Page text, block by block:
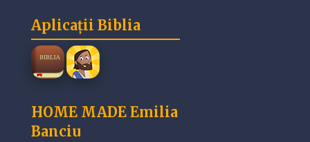
Aplicații Biblia
HOME MADE Emilia
Banciu